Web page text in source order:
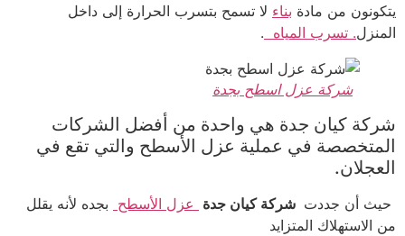
يتكونون من مادة بناء لا تسمح بتسرب الحرارة إلى داخل
المنزل. تسرب المياه .
شركة عزل اسطح بجدة
شركة كيان جدة هي واحدة من أفضل الشركات
المتخصصة في عملية عزل الأسطح والتي تقع في
العجلان.
حيث أن جددت شركة كيان جدة عزل الأسطح بجده لأنه يقلل
من الاستهلاك المتزايد